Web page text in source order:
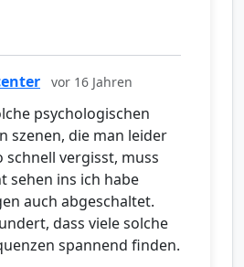
vor 16 Jahren
psychologischen
szenen, die man leider
schnell vergisst, muss
sehen ins ich habe
auch abgeschaltet.
dass viele solche
spannend finden.